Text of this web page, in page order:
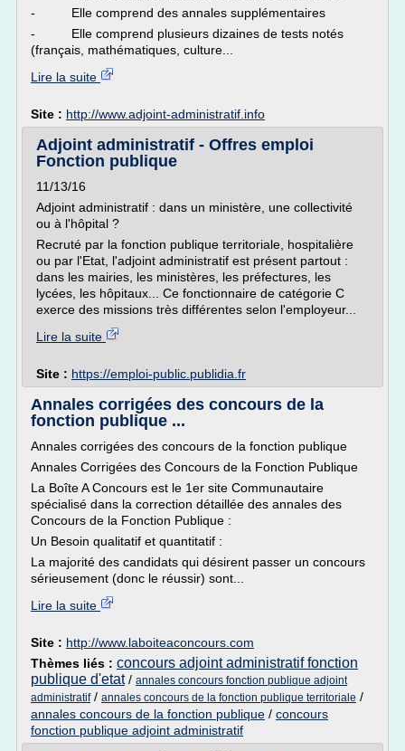
- Elle comprend des annales supplémentaires
- Elle comprend plusieurs dizaines de tests notés
(français, mathématiques, culture...
Lire la suite
Site : http://www.adjoint-administratif.info
Adjoint administratif - Offres emploi
Fonction publique
11/13/16
Adjoint administratif : dans un ministère, une collectivité
ou à l'hôpital ?
Recruté par la fonction publique territoriale, hospitalière
ou par l'Etat, l'adjoint administratif est présent partout :
dans les mairies, les ministères, les préfectures, les
lycées, les hôpitaux... Ce fonctionnaire de catégorie C
exerce des missions très différentes selon l'employeur...
Lire la suite
Site : https://emploi-public.publidia.fr
Annales corrigées des concours de la
fonction publique ...
Annales corrigées des concours de la fonction publique
Annales Corrigées des Concours de la Fonction Publique
La Boîte A Concours est le 1er site Communautaire
spécialisé dans la correction détaillée des annales des
Concours de la Fonction Publique :
Un Besoin qualitatif et quantitatif :
La majorité des candidats qui désirent passer un concours
sérieusement (donc le réussir) sont...
Lire la suite
Site : http://www.laboiteaconcours.com
Thèmes liés : concours adjoint administratif fonction
publique d'etat/ annales concours fonction publique adjoint
administratif/ annales concours de la fonction publique territoriale /
annales concours de la fonction publique / concours
fonction publique adjoint administratif